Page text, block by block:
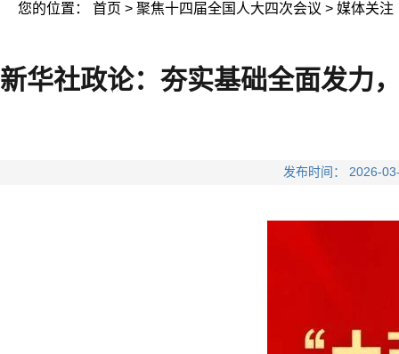
您的位置： 首页 > 聚焦十四届全国人大四次会议 > 媒体关注
新华社政论：夯实基础全面发力
发布时间：